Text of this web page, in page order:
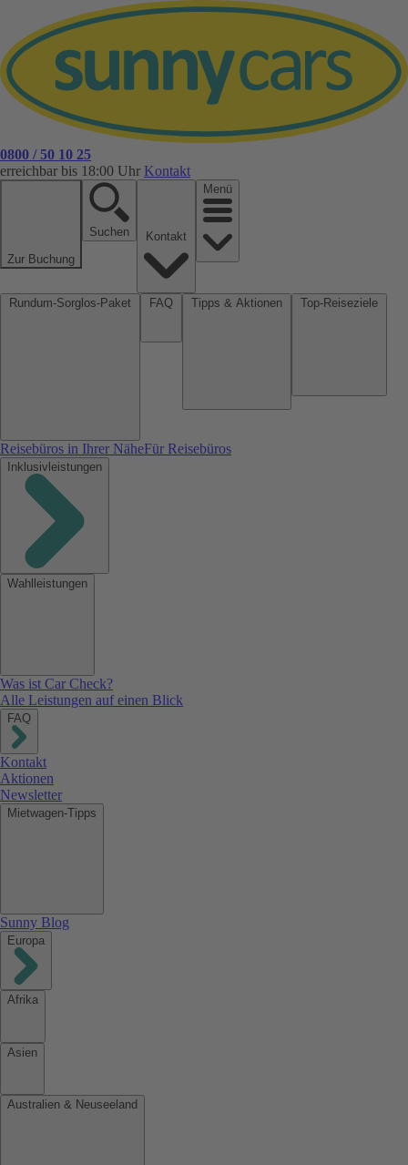
0800 / 50 10 25
erreichbar bis 18:00 Uhr Kontakt
Zur Buchung
Suchen
Menü
Reisebüros in Ihrer NäheFür Reisebüros
Inklusivleistungen
Wahlleistungen
Was ist Car Check?
Alle Leistungen auf einen Blick
FAQ
Kontakt
Aktionen
Newsletter
Mietwagen-Tipps
Sunny Blog
Europa
Afrika
Asien
Australien & Neuseeland